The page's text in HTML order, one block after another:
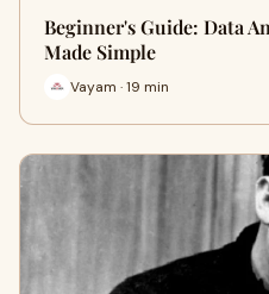
Beginner's Guide: Data
Made Simple
Vayam · 19 min